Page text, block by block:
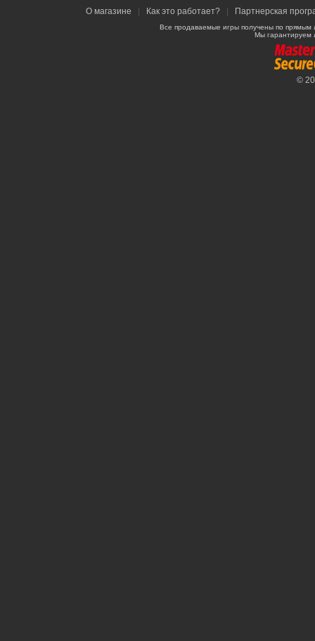
О магазине Как это работает? Партнерская
Все продаваемые игры получены по
Мы гарантируем
©